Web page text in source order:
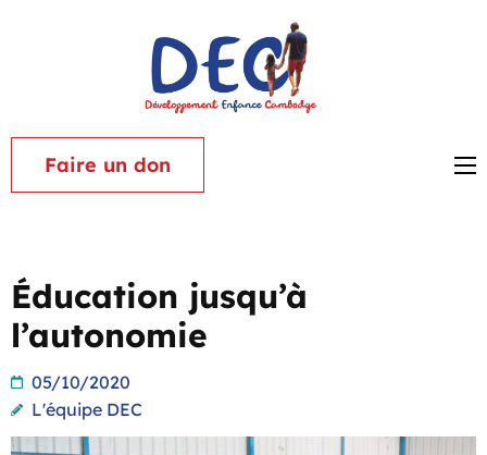
Entrée)
Faire un don
Éducation jusqu’à
l’autonomie
05/10/2020
L'équipe DEC